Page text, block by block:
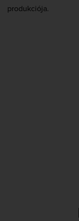
produkciója.